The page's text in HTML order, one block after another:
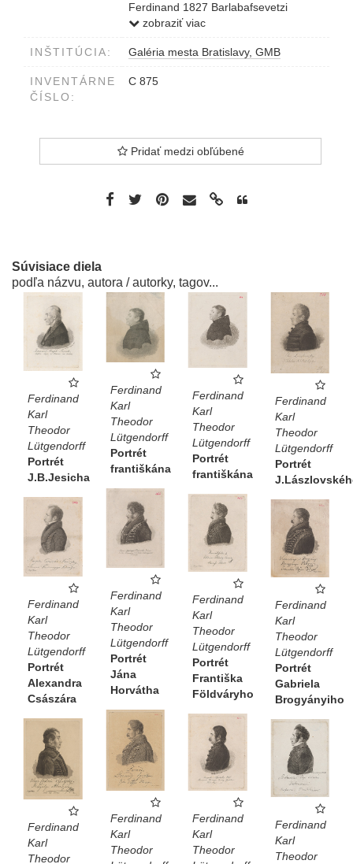
Ferdinand 1827 Barlabafsevetzi
Osegovich...Követje
zobraziť viac
INŠTITÚCIA: Galéria mesta Bratislavy, GMB
INVENTÁRNE
ČÍSLO:
C 875
Pridať medzi obľúbené
Súvisiace diela
podľa názvu, autora / autorky, tagov...
Ferdinand
Karl
Theodor
Lütgendorff
Portrét
J.B.Jesicha
Ferdinand
Karl
Theodor
Lütgendorff
Portrét
františkána
Ferdinand
Karl
Theodor
Lütgendorff
Portrét
františkána
Ferdinand
Karl
Theodor
Lütgendorff
Portrét
Ferdinand
Karl
Theodor
Lütgendorff
Portrét
Jána
Horvátha
Ferdinand
Karl
Theodor
Lütgendorff
Portrét
Františka
Földváryho
Ferdinand
Karl
Theodor
Lütgendorff
Portrét
Alexandra
Császára
Ferdinand
Karl
Theodor
Lütgendorff
Portrét
Gabriela
Brogyányiho
Ferdinand
Karl
Theodor
Ferdinand
Karl
Theodor
Ferdinand
Karl
Theodor
Ferdinand
Karl
Theodor